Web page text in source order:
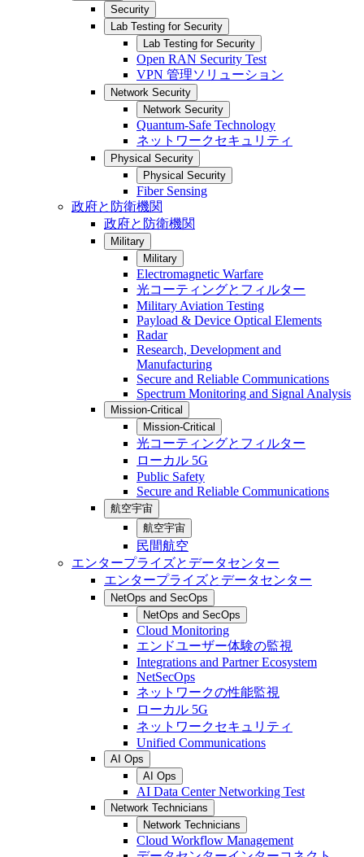
Security
Lab Testing for Security
Lab Testing for Security
Open RAN Security Test
VPN 管理ソリューション
Network Security
Network Security
Quantum-Safe Technology
ネットワークセキュリティ
Physical Security
Physical Security
Fiber Sensing
政府と防衛機関
政府と防衛機関
Military
Military
Electromagnetic Warfare
光コーティングとフィルター
Military Aviation Testing
Payload & Device Optical Elements
Radar
Research, Development and
Manufacturing
Secure and Reliable Communications
Spectrum Monitoring and Signal Analysis
Mission-Critical
Mission-Critical
光コーティングとフィルター
ローカル 5G
Public Safety
Secure and Reliable Communications
航空宇宙
航空宇宙
民間航空
エンタープライズとデータセンター
エンタープライズとデータセンター
NetOps and SecOps
NetOps and SecOps
Cloud Monitoring
エンドユーザー体験の監視
Integrations and Partner Ecosystem
NetSecOps
ネットワークの性能監視
ローカル 5G
ネットワークセキュリティ
Unified Communications
AI Ops
AI Ops
AI Data Center Networking Test
Network Technicians
Network Technicians
Cloud Workflow Management